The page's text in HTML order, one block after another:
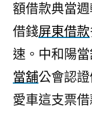
額借款典當
借錢屏東借款
速。中和陽
當舖公會認
愛車這支票